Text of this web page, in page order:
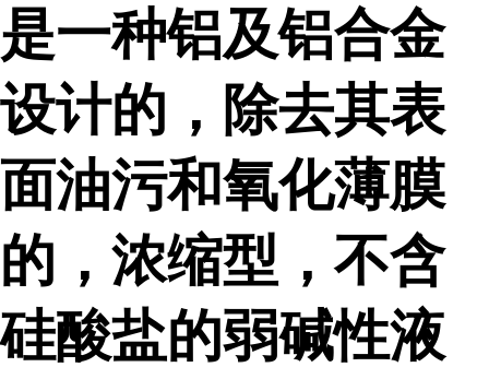
是一种铝及铝合金
设计的，除去其表
面油污和氧化薄膜
的，浓缩型，不含
硅酸盐的弱碱性液